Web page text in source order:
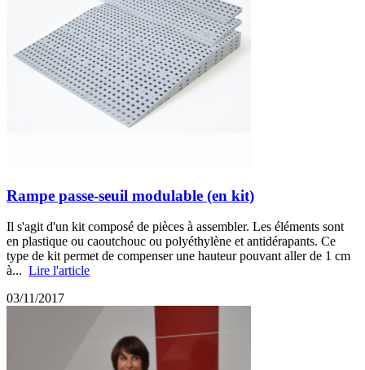
Rampe passe-seuil modulable (en kit)
Il s'agit d'un kit composé de pièces à assembler. Les éléments sont
en plastique ou caoutchouc ou polyéthylène et antidérapants. Ce
type de kit permet de compenser une hauteur pouvant aller de 1 cm
à... Lire l'article
03/11/2017